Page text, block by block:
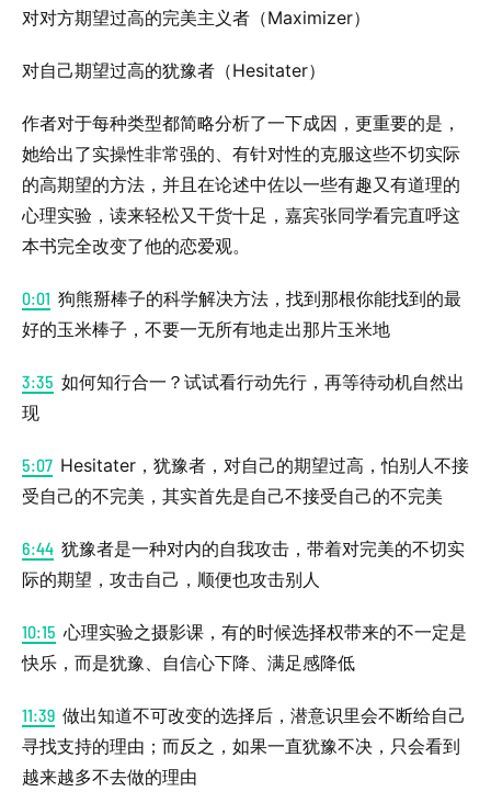
对对方期望过高的完美主义者（Maximizer）
对自己期望过高的犹豫者（Hesitater）
作者对于每种类型都简略分析了一下成因，更重要的是，
她给出了实操性非常强的、有针对性的克服这些不切实际
的高期望的方法，并且在论述中佐以一些有趣又有道理的
心理实验，读来轻松又干货十足，嘉宾张同学看完直呼这
本书完全改变了他的恋爱观。
0:01 狗熊掰棒子的科学解决方法，找到那根你能找到的最
好的玉米棒子，不要一无所有地走出那片玉米地
3:35 如何知行合一？试试看行动先行，再等待动机自然出
现
5:07 Hesitater，犹豫者，对自己的期望过高，怕别人不接
受自己的不完美，其实首先是自己不接受自己的不完美
6:44 犹豫者是一种对内的自我攻击，带着对完美的不切实
际的期望，攻击自己，顺便也攻击别人
10:15 心理实验之摄影课，有的时候选择权带来的不一定是
快乐，而是犹豫、自信心下降、满足感降低
11:39 做出知道不可改变的选择后，潜意识里会不断给自己
寻找支持的理由；而反之，如果一直犹豫不决，只会看到
越来越多不去做的理由